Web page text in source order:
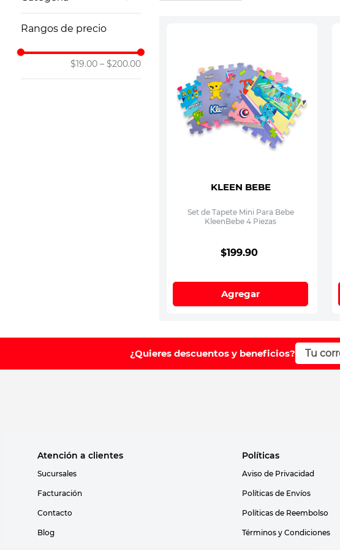
Pañales y Toallitas
Rangos de precio
$19.00 – $200.00
KLEEN BEBE
Set de Tapete Mini Para Bebe
KleenBebe 4 Piezas
$199.90
Agregar
¿Quieres descuentos y beneficios?
Atención a clientes
Sucursales
Facturación
Contacto
Blog
Políticas
Aviso de Privacidad
Políticas de Envíos
Políticas de Reembolso
Términos y Condiciones
10. vitamina